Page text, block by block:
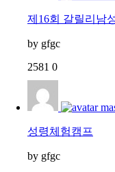
제16회 갈릴리남
by gfgc
2581 0
성령체험캠프
by gfgc